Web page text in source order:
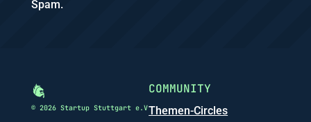
Spam.
© 2026 Startup Stuttgart e.V
COMMUNITY
Themen-Circles